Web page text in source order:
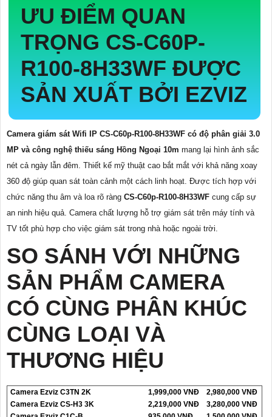
ƯU ĐIỂM QUAN
TRỌNG CS-C60P-
R100-8H33WF ĐƯỢC
SẢN XUẤT BỞI EZVIZ
Camera giám sát Wifi IP CS-C60p-R100-8H33WF có độ phân giải 3.0
MP và công nghệ thiếu sáng Hồng Ngoại 10m mang lại hình ảnh sắc
nét cả ngày lẫn đêm. Thiết kế mỹ thuật cao bắt mắt với khả năng xoay
360 độ giúp quan sát toàn cảnh một cách linh hoạt. Được tích hợp với
chức năng thu âm và loa rõ ràng CS-C60p-R100-8H33WF cung cấp sự
an ninh hiệu quả. Camera chất lượng hỗ trợ giám sát trên máy tính và
TV tốt phù hợp cho việc giám sát trong nhà hoặc ngoài trời.
SO SÁNH VỚI NHỮNG
SẢN PHẨM CAMERA
CÓ CÙNG PHÂN KHÚC
CÙNG LOẠI VÀ
THƯƠNG HIỆU
Camera Ezviz C3TN 2K 1,999,000 VNĐ
2,980,000 VNĐ
Camera Ezviz CS-H3 3K
2,219,000 VNĐ
3,280,000 VNĐ